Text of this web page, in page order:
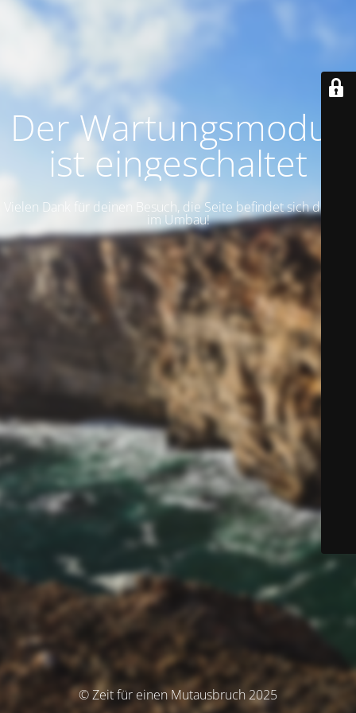
Der Wartungsmodus
ist eingeschaltet
Vielen Dank für deinen Besuch, die Seite befindet sich derzeit
im Umbau!
© Zeit für einen Mutausbruch 2025